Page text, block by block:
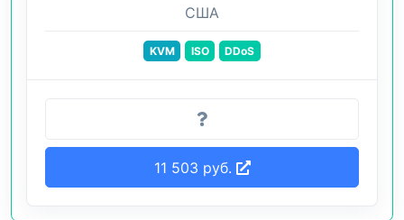
США
KVM ISO DDoS
11 503 руб.